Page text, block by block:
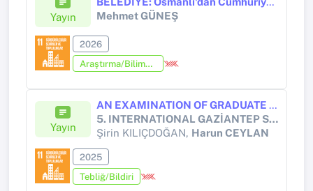
Yayın
Mehmet GÜNEŞ
2026
Araştırma/Bilimsel Kitap (Tez Hariç)
Yayın
AN EXAMINATION OF GRADUATE THESES AND TR DİZIN ARTICLES WRITTEN ON AGED-FRIENDLY CITIES IN TÜRKİYE
5. INTERNATIONAL GAZİANTEP SCIENTIFIC RESEARCH CONGRESS
Şirin KILIÇDOĞAN, Harun CEYLAN
2025
Tebliğ/Bildiri